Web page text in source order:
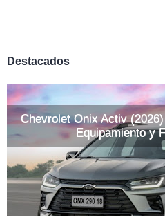
Destacados
Chevrolet Onix Activ
Equipamiento y